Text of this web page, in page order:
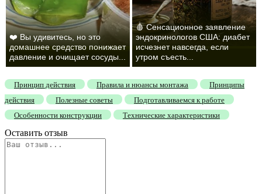
❤️ Вы удивитесь, но это
домашнее средство понижает
давление и очищает сосуды...
🩸 Сенсационное заявление
эндокринологов США: диабет
исчезнет навсегда, если
утром съесть...
Принцип действия Правила и нюансы монтажа
Принципы
действия
Полезные советы
Подготавливаемся к работе
Особенности конструкции
Технические характеристики
Оставить отзыв